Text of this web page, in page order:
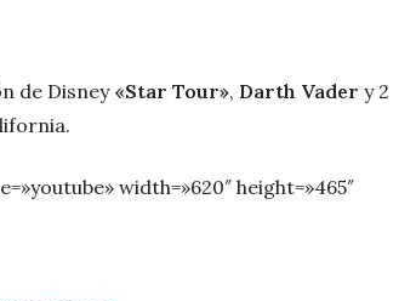
de Disney «Star Tour», Darth Vader y 2
width=»620″ height=»465″